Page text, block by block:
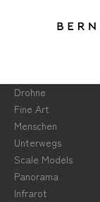
Drohne
Fine Art
Menschen
Unterwegs
Scale Models
Panorama
Infrarot